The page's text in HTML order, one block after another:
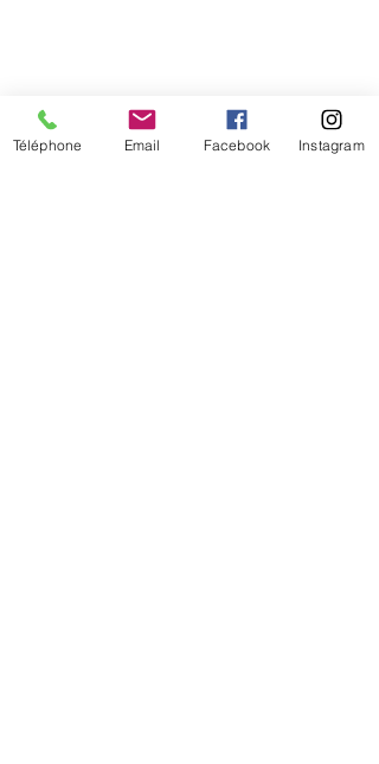
Téléphone Email Facebook Instagram